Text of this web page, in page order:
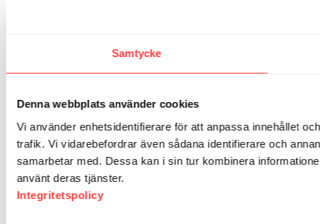
Samtycke
Denna webbplats använder cookies
Vi använder enhetsidentifierare för att anpassa innehållet
trafik. Vi vidarebefordrar även sådana identifierare och
samarbetar med. Dessa kan i sin tur kombinera
använt deras tjänster.
Integritetspolicy